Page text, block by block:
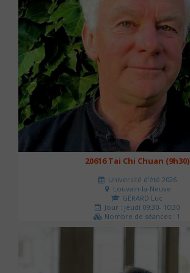
20616 Tai Chi Chuan (9h30)
Université d'été 2026
Louvain-la-Neuve
GÉRARD Luc
Jour : jeudi 09:30- 10:30
Nombre de séances : 1